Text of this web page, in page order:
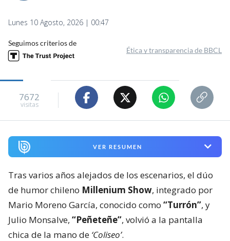
Lunes 10 Agosto, 2026 | 00:47
Seguimos criterios de
Ética y transparencia de BBCL
7672
visitas
VER RESUMEN
Tras varios años alejados de los escenarios, el dúo
de humor chileno Millenium Show, integrado por
Mario Moreno García, conocido como “Turrón”, y
Julio Monsalve, “Peñeteñe”, volvió a la pantalla
chica de la mano de ‘Coliseo’.